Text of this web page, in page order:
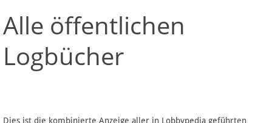
Navigation
Über Lobbypedia
Artikel nach Kategorien
Alle öffentlichen
Logbücher
Dies ist die kombinierte Anzeige aller in Lobbypedia geführten